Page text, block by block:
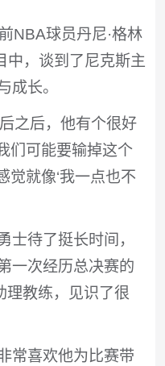
NBA球员丹尼·格林
中，谈到了尼克斯主
成长。
之后，他有个很好
们可能要输掉这个
觉就像‘我一点也不
士待了挺长时间，
一次经历总决赛的
理教练，见识了很
常喜欢他为比赛带